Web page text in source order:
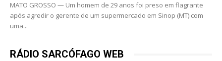
MATO GROSSO — Um homem de 29 anos foi preso em flagrante
após agredir o gerente de um supermercado em Sinop (MT) com
uma...
RÁDIO SARCÓFAGO WEB